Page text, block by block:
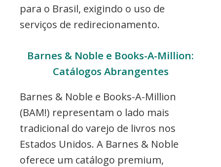
para o Brasil, exigindo o uso de
serviços de redirecionamento.
Barnes & Noble e Books-A-Million:
Catálogos Abrangentes
Barnes & Noble e Books-A-Million
(BAM!) representam o lado mais
tradicional do varejo de livros nos
Estados Unidos. A Barnes & Noble
oferece um catálogo premium,